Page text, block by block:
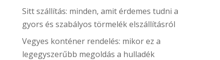
Sitt szállítás: minden, amit érdemes tudni a
gyors és szabályos törmelék elszállításról
Vegyes konténer rendelés: mikor ez a
legegyszerűbb megoldás a hulladék